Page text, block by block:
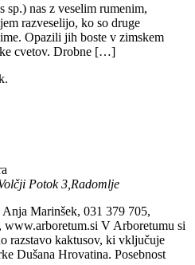
sp.) nas z veselim rumenim,
razveselijo, ko so druge
Opazili jih boste v zimskem
cvetov. Drobne […]
Potok 3,Radomlje
Marinšek, 031 379 705,
www.arboretum.si V Arboretumu si
razstavo kaktusov, ki vključuje
Dušana Hrovatina. Posebnost